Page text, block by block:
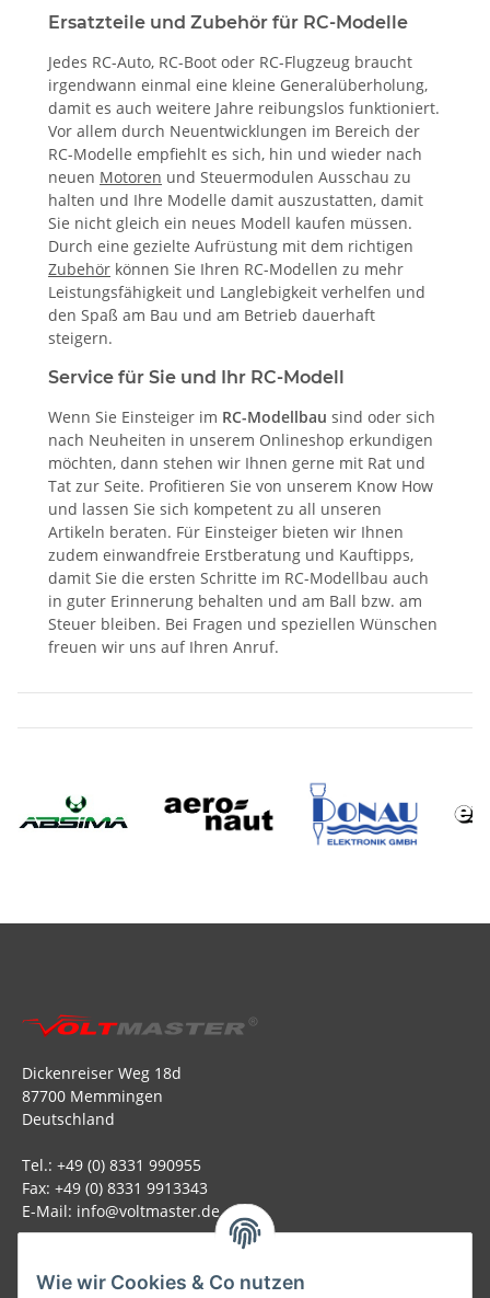
Wie wir Cookies & Co nutzen
Ersatzteile und Zubehör für RC-Modelle
Jedes RC-Auto, RC-Boot oder RC-Flugzeug braucht
irgendwann einmal eine kleine Generalüberholung,
damit es auch weitere Jahre reibungslos funktioniert.
Vor allem durch Neuentwicklungen im Bereich der
RC-Modelle empfiehlt es sich, hin und wieder nach
neuen Motoren und Steuermodulen Ausschau zu
halten und Ihre Modelle damit auszustatten, damit
Sie nicht gleich ein neues Modell kaufen müssen.
Durch eine gezielte Aufrüstung mit dem richtigen
Zubehör können Sie Ihren RC-Modellen zu mehr
Leistungsfähigkeit und Langlebigkeit verhelfen und
den Spaß am Bau und am Betrieb dauerhaft
steigern.
Service für Sie und Ihr RC-Modell
Wenn Sie Einsteiger im RC-Modellbau sind oder sich
nach Neuheiten in unserem Onlineshop erkundigen
möchten, dann stehen wir Ihnen gerne mit Rat und
Tat zur Seite. Profitieren Sie von unserem Know How
und lassen Sie sich kompetent zu all unseren
Artikeln beraten. Für Einsteiger bieten wir Ihnen
zudem einwandfreie Erstberatung und Kauftipps,
damit Sie die ersten Schritte im RC-Modellbau auch
in guter Erinnerung behalten und am Ball bzw. am
Steuer bleiben. Bei Fragen und speziellen Wünschen
freuen wir uns auf Ihren Anruf.
Dickenreiser Weg 18d
87700 Memmingen
Deutschland
Tel.: +49 (0) 8331 990955
Fax: +49 (0) 8331 9913343
E-Mail: info@voltmaster.de